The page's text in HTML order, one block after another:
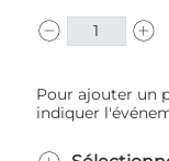
Pour ajouter un
indiquer